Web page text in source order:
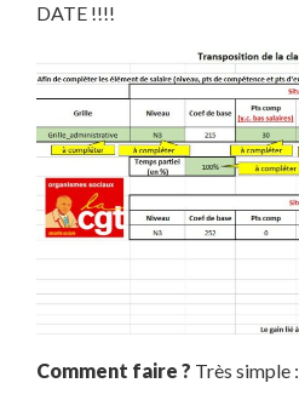
DATE !!!!
Comment faire ? Très simple :